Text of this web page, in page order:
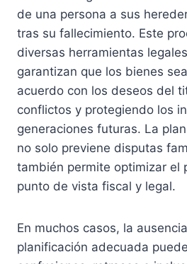
de una persona a sus
tras su fallecimiento. Este
diversas herramientas
garantizan que los bienes
acuerdo con los deseos del
conflictos y protegiendo los
generaciones futuras. La
no solo previene disputas
también permite optimizar el
punto de vista fiscal y legal.
En muchos casos, la
planificación adecuada